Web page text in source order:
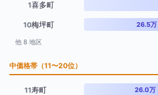
1喜多町
10梅坪町 26.5万
他 8 地区
中価格帯（11〜20位）
11寿町 26.0万